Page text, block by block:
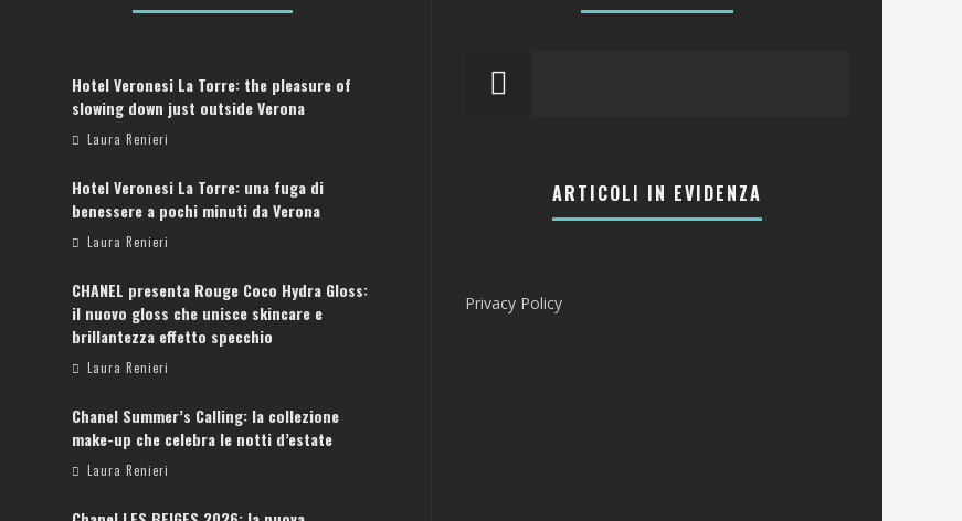
Hotel Veronesi La Torre: the pleasure of
slowing down just outside Verona
Laura Renieri
Hotel Veronesi La Torre: una fuga di
benessere a pochi minuti da Verona
Laura Renieri
CHANEL presenta Rouge Coco Hydra Gloss:
il nuovo gloss che unisce skincare e
brillantezza effetto specchio
Laura Renieri
Chanel Summer’s Calling: la collezione
make-up che celebra le notti d’estate
Laura Renieri
ARTICOLI IN EVIDENZA
Privacy Policy